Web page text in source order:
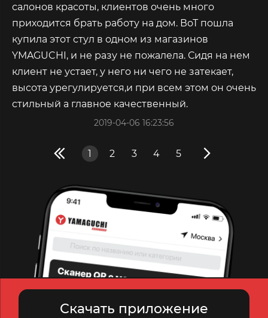
салонов красоты, клиентов очень много
приходится брать работу на дом. ВоТ пошла
купила этот стул в одном из магазинов
YMAGUCHI, и не разу не пожалела. Сидя на нем
клиент не устает, у него ни чего не затекает,
высота урегулируется,и при всем этом он очень
стильный а главное качественный.
2019-04-06 16:23:56
1 2 3 4 5
Скачать приложение